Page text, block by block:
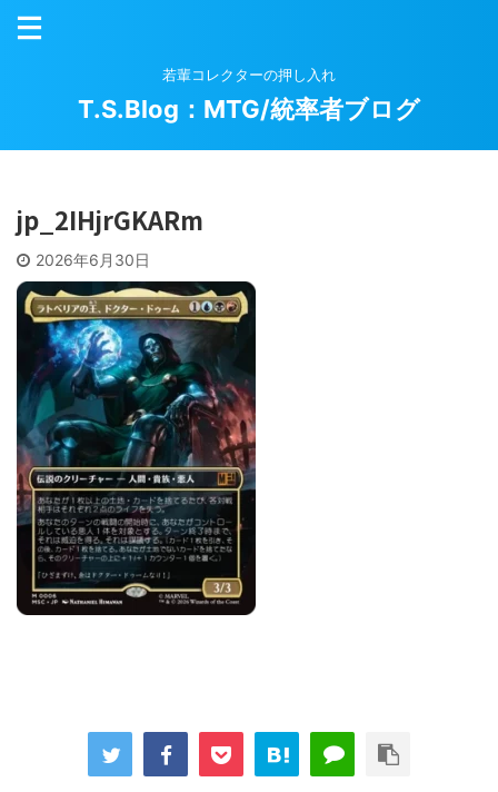
若輩コレクターの押し入れ
T.S.Blog：MTG/統率者ブログ
jp_2IHjrGKARm
2026年6月30日